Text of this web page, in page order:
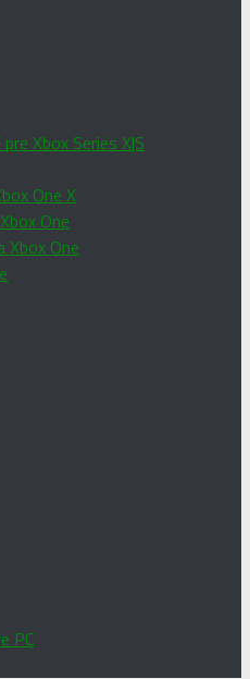
Xbox Series X|S
One X
One
Xbox One
PC